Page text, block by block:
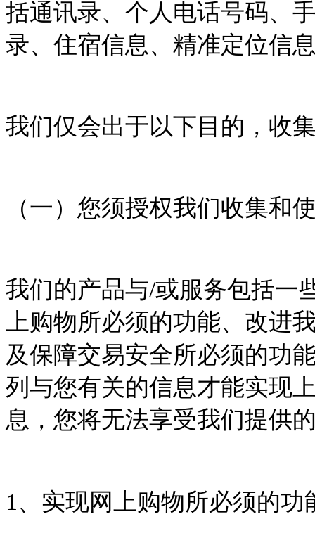
括通讯录、个人电话号码、
录、住宿信息、精准定位信
我们仅会出于以下目的，收
（一）您须授权我们收集和
我们的产品与/或服务包括一
上购物所必须的功能、改进
及保障交易安全所必须的功
列与您有关的信息才能实现
息，您将无法享受我们提供
1、实现网上购物所必须的功